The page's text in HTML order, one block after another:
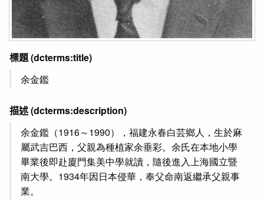
標題(dcterms:title)
余金鑑
描述(dcterms:description)
余金鑑（1916～1990），福建永春白芸鄉人，生於麻
屬武吉巴西，父親為種植家余垂彩。余氏在本地小學
畢業後即赴廈門集美中學就讀，隨後進入上海國立暨
南大學。1934年因日本侵華，奉父命南返繼承父親事
業。